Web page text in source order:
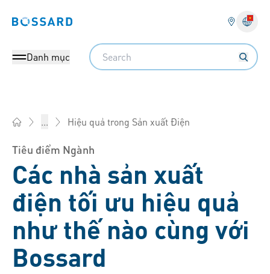
Bossard homepage
Danh mục
Search
... Hiệu quả trong Sản xuất Điện
Tiêu điểm Ngành
Các nhà sản xuất
điện tối ưu hiệu quả
như thế nào cùng với
Bossard